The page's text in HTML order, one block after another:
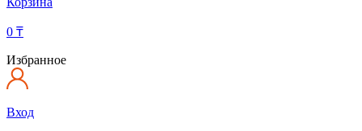
0 ₸
Избранное
Вход